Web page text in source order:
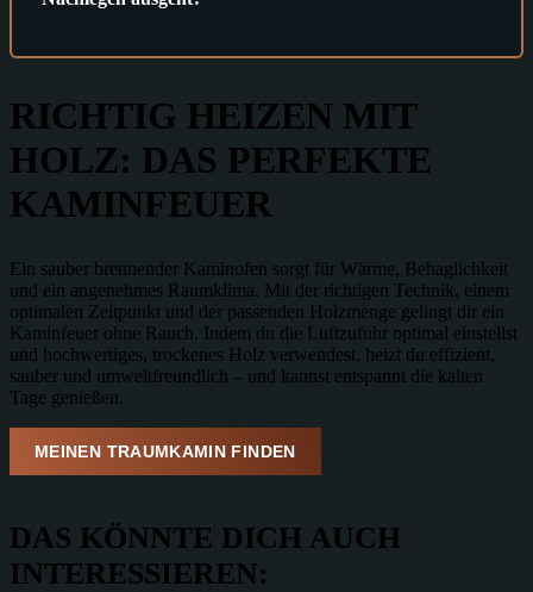
RICHTIG HEIZEN MIT
HOLZ: DAS PERFEKTE
KAMINFEUER
Ein sauber brennender Kaminofen sorgt für Wärme, Behaglichkeit
und ein angenehmes Raumklima. Mit der richtigen Technik, einem
optimalen Zeitpunkt und der passenden Holzmenge gelingt dir ein
Kaminfeuer ohne Rauch. Indem du die Luftzufuhr optimal einstellst
und hochwertiges, trockenes Holz verwendest, heizt du effizient,
sauber und umweltfreundlich – und kannst entspannt die kalten
Tage genießen.
MEINEN TRAUMKAMIN FINDEN
DAS KÖNNTE DICH AUCH
INTERESSIEREN: